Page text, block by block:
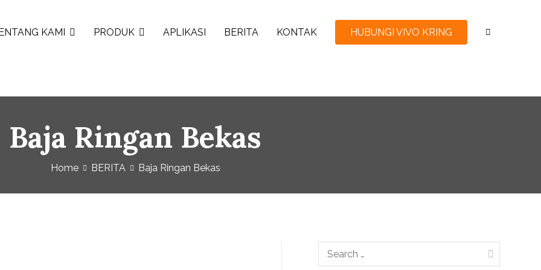
KAMI PRODUK APLIKASI BERITA KONTAK HUBUNGI VIVO KRING
Baja Ringan Bekas
Home BERITA Baja Ringan Bekas